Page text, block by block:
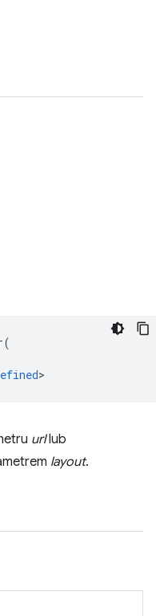
(
>
urllub
layout.